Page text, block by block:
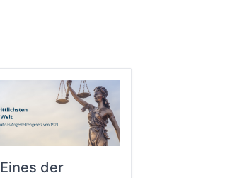
Eines der